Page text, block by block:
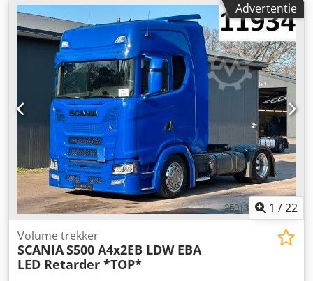
verwijderd.-----Wij staan u graag bij met advies en hulp bij
alle formaliteiten die horen bij de aankoop van een
voertuig. Laat ons gewoon uw wensen en suggesties weten
en wij regelen het. We kunnen u tegen een meerprijs
onder andere de volgende diensten aanbieden:----* Inruil
van uw oude voertuig * TÜV/SP-keuring * Volledige
exportafhandeling * Bemiddeling bij financieringen *
Aanvraag van exportkenteken * Transport van voertuigen *
Registratie van voertuigen * Bergings- en
voertuigtransport ----UW VTS-TEAM
Advertentie
1 /22
Volume trekker
SCANIAS500 A4x2EB LDW EBA
LED Retarder *TOP*